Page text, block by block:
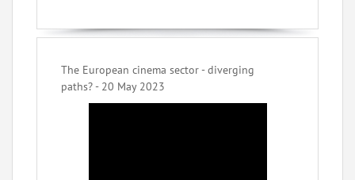
The European cinema sector - diverging
paths? - 20 May 2023